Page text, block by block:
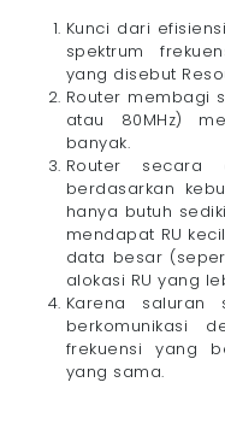
Kunci dari
spektrum
yang disebut
Router membagi
atau 80MHz)
banyak.
Router secara
berdasarkan
hanya butuh
mendapat RU
data besar
alokasi RU yang
Karena saluran
berkomunikasi
frekuensi yang
yang sama.